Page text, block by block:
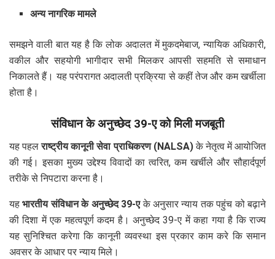
अन्य नागरिक मामले
समझने वाली बात यह है कि लोक अदालत में मुकदमेबाज, न्यायिक अधिकारी,
वकील और सहयोगी भागीदार सभी मिलकर आपसी सहमति से समाधान
निकालते हैं। यह परंपरागत अदालती प्रक्रिया से कहीं तेज और कम खर्चीला
होता है।
संविधान के अनुच्छेद 39-ए को मिली मजबूती
यह पहलराष्ट्रीय कानूनी सेवा प्राधिकरण (NALSA)के नेतृत्व में आयोजित
की गई। इसका मुख्य उद्देश्य विवादों का त्वरित, कम खर्चीले और सौहार्दपूर्ण
तरीके से निपटारा करना है।
यहभारतीय संविधान के अनुच्छेद 39-एके अनुसार न्याय तक पहुंच को बढ़ाने
की दिशा में एक महत्वपूर्ण कदम है। अनुच्छेद 39-ए में कहा गया है कि राज्य
यह सुनिश्चित करेगा कि कानूनी व्यवस्था इस प्रकार काम करे कि समान
अवसर के आधार पर न्याय मिले।